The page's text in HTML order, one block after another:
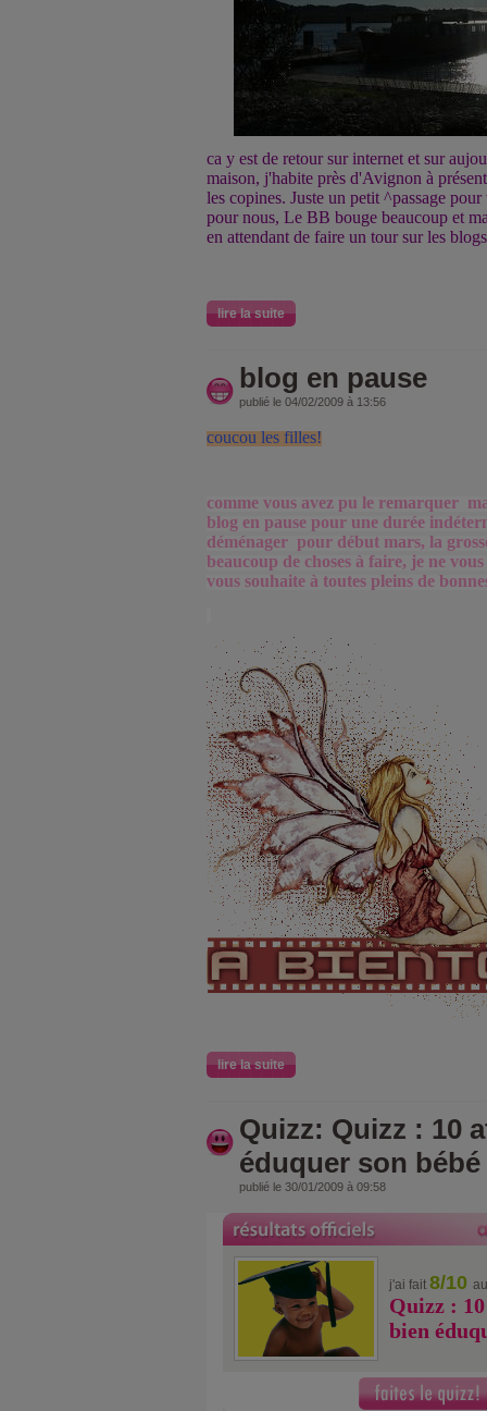
ca y est de retour sur internet et sur
maison, j'habite près d'Avignon à
les copines. Juste un petit ^passage
pour nous, Le BB bouge beaucoup et
en attendant de faire un tour sur les
lire la suite
blog en pause
publié le 04/02/2009 à 13:56
coucou les filles!
comme vous avez pu le remarquer
blog en pause pour une durée
déménager pour début mars, la
beaucoup de choses à faire, je ne
vous souhaite à toutes pleins de
lire la suite
Quizz: Quizz : 10
éduquer son bébé
publié le 30/01/2009 à 09:58
j'ai fait 8/10
Quizz :
bien